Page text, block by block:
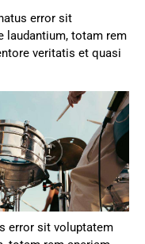
error sit
laudantium, totam rem
veritatis et quasi
error sit voluptatem